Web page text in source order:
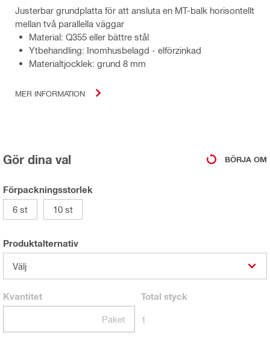
Justerbar grundplatta för att ansluta en MT-balk horisontellt
mellan två parallella väggar
Material: Q355 eller bättre stål
Ytbehandling: Inomhusbelagd - elförzinkad
Materialtjocklek: grund 8 mm
MER INFORMATION
Gör dina val BÖRJA OM
Förpackningsstorlek
6 st
10 st
Produktalternativ
Välj
Kvantitet
Paket
Total styck
1